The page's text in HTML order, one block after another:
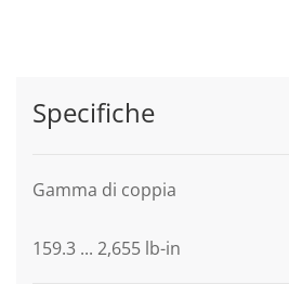
Specifiche
Gamma di coppia
159.3 ... 2,655 lb-in